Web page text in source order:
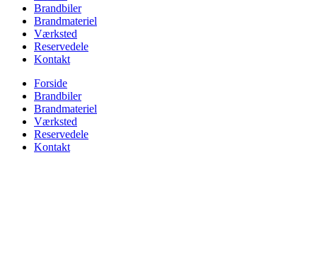
Brandbiler
Brandmateriel
Værksted
Reservedele
Kontakt
Forside
Brandbiler
Brandmateriel
Værksted
Reservedele
Kontakt